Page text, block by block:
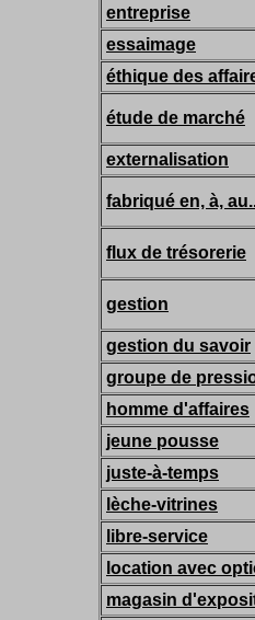
entreprise
essaimage
éthique des
étude de marché
externalisation
fabriqué en, à,
flux de trésorerie
gestion
gestion du savoir
groupe de
homme d'affaires
jeune pousse
juste-à-temps
lèche-vitrines
libre-service
location avec
magasin